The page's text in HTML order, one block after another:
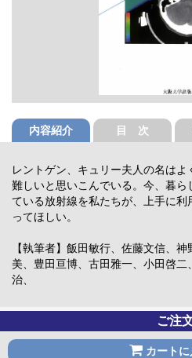
内容紹介 目 次
レントゲン、キュリー夫人の名は
難しいと思いこんでいる。今、暮
ている放射線を私たちが、上手に
ってほしい。
【執筆者】飯田敏行、佐藤文信、
美、豊田亘博、古田雅一、小田啓
治、
ご注
カートに